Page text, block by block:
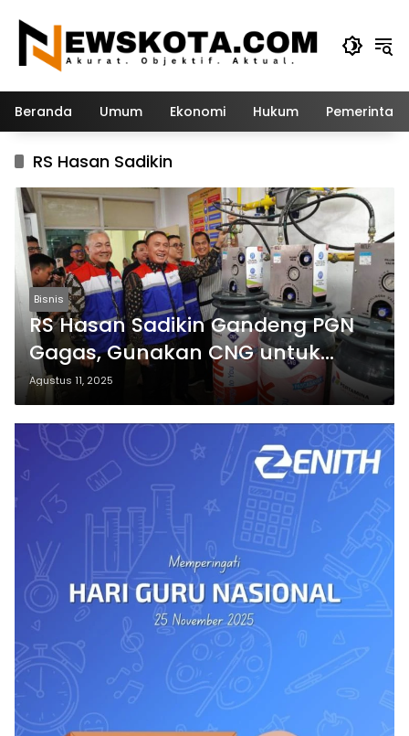
konten
Beranda Umum Ekonomi Hukum
RS Hasan Sadikin
Bisnis
RS Hasan Sadikin Gandeng PGN
Gagas, Gunakan CNG untuk
Operasional Ramah Lingkungan
Agustus 11, 2025